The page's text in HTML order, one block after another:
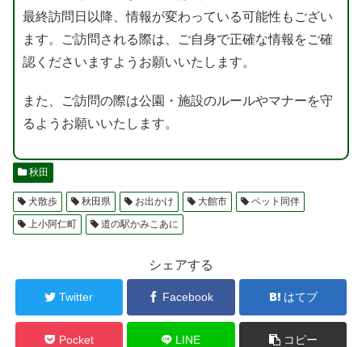
最終訪問日以降、情報が変わっている可能性もござい
ます。ご訪問される際は、ご自身で正確な情報をご確
認くださいますようお願いいたします。
また、ご訪問の際は公園・施設のルールやマナーを守
るようお願いいたします。
秋田
犬散歩 秋田県 お出かけ 大館市
ペット同伴
上小阿仁町
道の駅かみこあに
シェアする
Twitter Facebook はてブ
Pocket LINE コピー